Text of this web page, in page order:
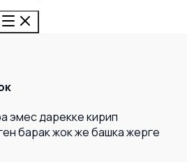
эмес дарекке кирип
барак жок же башка жерге